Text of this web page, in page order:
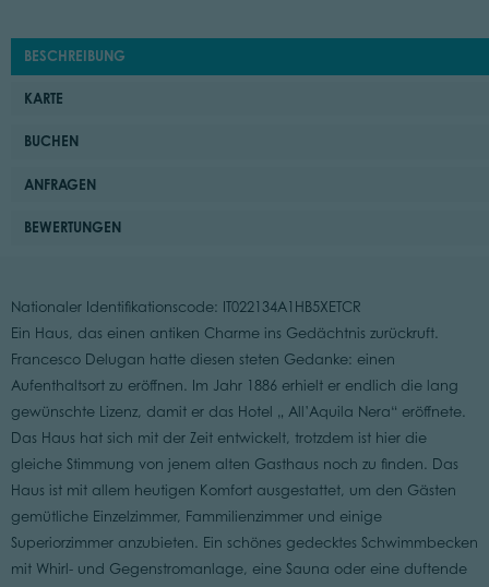
BESCHREIBUNG
KARTE
BUCHEN
ANFRAGEN
BEWERTUNGEN
Nationaler Identifikationscode: IT022134A1HB5XETCR
Ein Haus, das einen antiken Charme ins Gedächtnis zurückruft.
Francesco Delugan hatte diesen steten Gedanke: einen
Aufenthaltsort zu eröffnen. Im Jahr 1886 erhielt er endlich die lang
gewünschte Lizenz, damit er das Hotel „ All’Aquila Nera“ eröffnete.
Das Haus hat sich mit der Zeit entwickelt, trotzdem ist hier die
gleiche Stimmung von jenem alten Gasthaus noch zu finden. Das
Haus ist mit allem heutigen Komfort ausgestattet, um den Gästen
gemütliche Einzelzimmer, Fammilienzimmer und einige
Superiorzimmer anzubieten. Ein schönes gedecktes Schwimmbecken
mit Whirl- und Gegenstromanlage, eine Sauna oder eine duftende